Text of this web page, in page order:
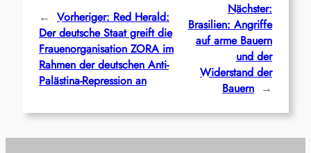
← Vorheriger: Red Herald:
Der deutsche Staat greift die
Frauenorganisation ZORA im
Rahmen der deutschen Anti-
Palästina-Repression an
Nächster:
Brasilien: Angriffe
auf arme Bauern
und der
Widerstand der
Bauern →